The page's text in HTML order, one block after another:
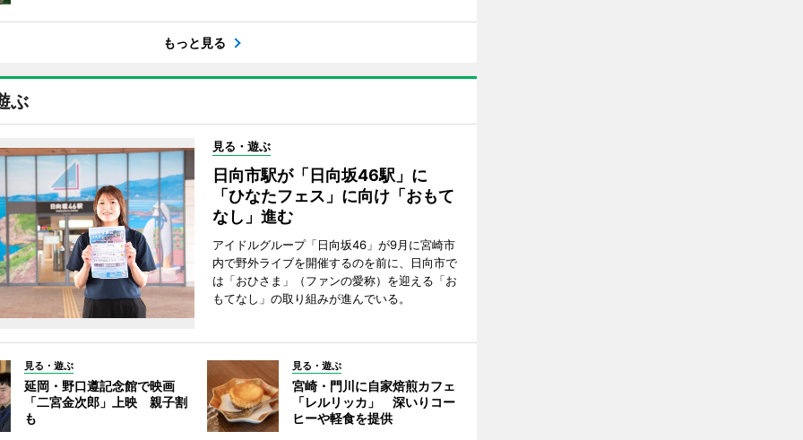
もっと見る
ぶ
見る・遊ぶ
日向市駅が「日向坂46駅」に
「ひなたフェス」に向け「おもて
なし」進む
アイドルグループ「日向坂46」が9月に宮崎市
内で野外ライブを開催するのを前に、日向市で
は「おひさま」（ファンの愛称）を迎える「お
もてなし」の取り組みが進んでいる。
見る・遊ぶ
延岡・野口遵記念館で映画
「二宮金次郎」上映 親子割
も
見る・遊ぶ
宮崎・門川に自家焙煎カフェ
「レルリッカ」 深いりコー
ヒーや軽食を提供